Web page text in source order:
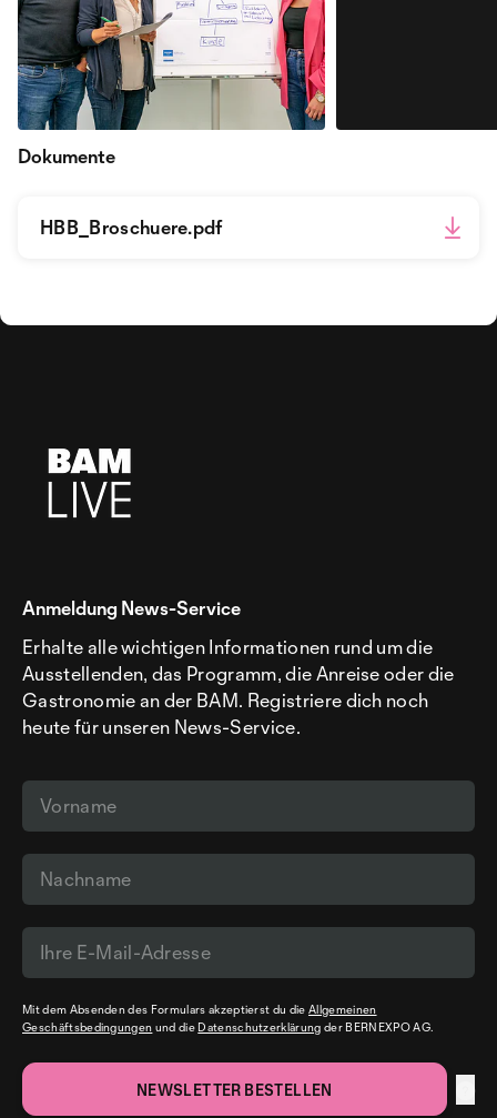
Dokumente
HBB_Broschuere.pdf
Anmeldung News-Service
Erhalte alle wichtigen Informationen rund um die
Ausstellenden, das Programm, die Anreise oder die
Gastronomie an der BAM. Registriere dich noch
heute für unseren News-Service.
Mit dem Absenden des Formulars akzeptierst du dieAllgemeinen
Geschäftsbedingungen und die Datenschutzerklärung der BERNEXPO AG.